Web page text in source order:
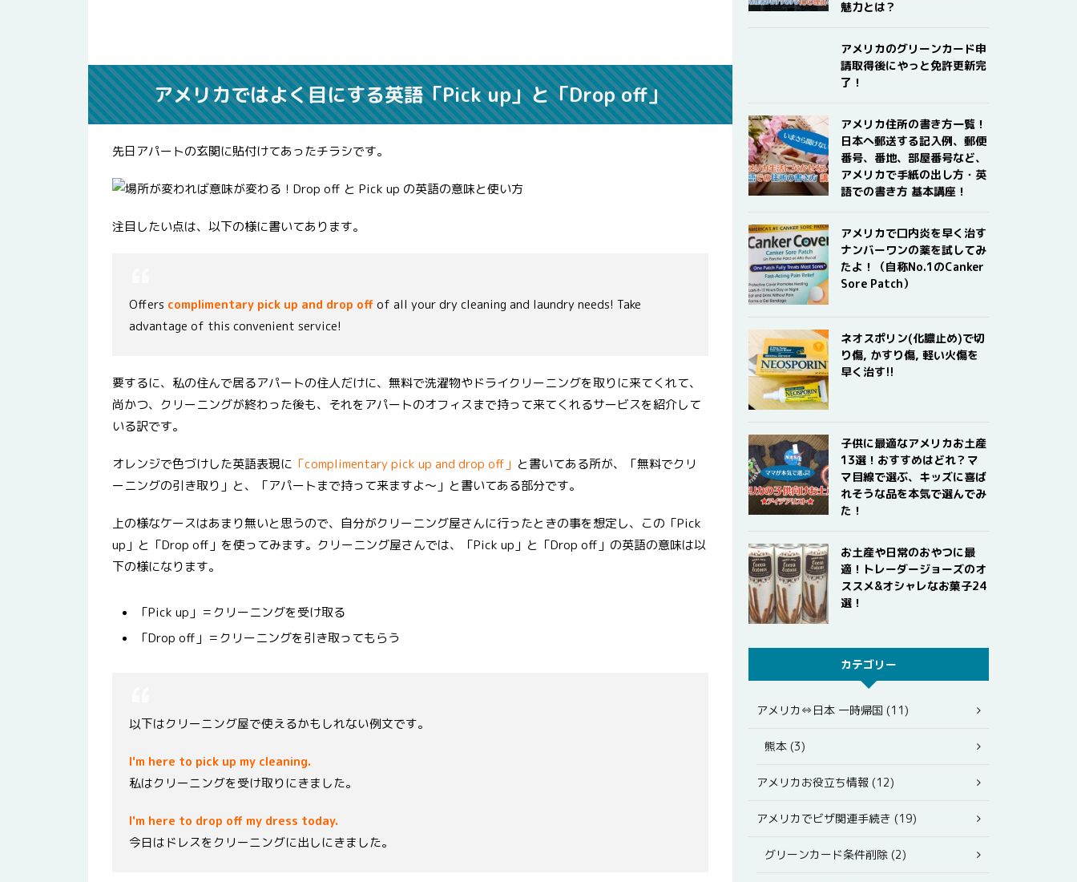
アメリカではよく目にする英語「Pick up」と「Drop off」
先日アパートの玄関に貼付けてあったチラシです。
注目したい点は、以下の様に書いてあります。
Offers complimentary pick up and drop off of all your dry cleaning and laundry needs! Take
advantage of this convenient service!
要するに、私の住んで居るアパートの住人だけに、無料で洗濯物やドライクリーニングを取りに来てくれて、
尚かつ、クリーニングが終わった後も、それをアパートのオフィスまで持って来てくれるサービスを紹介して
いる訳です。
オレンジで色づけした英語表現に 「complimentary pick up and drop off」 と書いてある所が、「無料でクリ
ーニングの引き取り」と、「アパートまで持って来ますよ〜」と書いてある部分です。
上の様なケースはあまり無いと思うので、自分がクリーニング屋さんに行ったときの事を想定し、この「Pick
up」と「Drop off」を使ってみます。クリーニング屋さんでは、「Pick up」と「Drop off」の英語の意味は以
下の様になります。
「Pick up」＝クリーニングを受け取る
「Drop off」＝クリーニングを引き取ってもらう
以下はクリーニング屋で使えるかもしれない例文です。
I'm here to pick up my cleaning.
私はクリーニングを受け取りにきました。
I'm here to drop off my dress today.
今日はドレスをクリーニングに出しにきました。
魅力とは？
アメリカのグリーンカード申
請取得後にやっと免許更新完
了！
アメリカ住所の書き方一覧！
日本へ郵送する記入例、郵便
番号、番地、部屋番号など、
アメリカで手紙の出し方・英
語での書き方 基本講座！
アメリカで口内炎を早く治す
ナンバーワンの薬を試してみ
たよ！（自称No.1のCanker
Sore Patch）
ネオスポリン(化膿止め)で切
り傷, かすり傷, 軽い火傷を
早く治す!!
子供に最適なアメリカお土産
13選！おすすめはどれ？マ
マ目線で選ぶ、キッズに喜ば
れそうな品を本気で選んでみ
た！
お土産や日常のおやつに最
適！トレーダージョーズのオ
ススメ&オシャレなお菓子24
選！
カテゴリー
アメリカ⇔日本 一時帰国 (11)
熊本 (3)
アメリカお役立ち情報 (12)
アメリカでビザ関連手続き (19)
グリーンカード条件削除 (2)